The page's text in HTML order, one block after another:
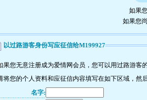
如果
如果您
以过路游客身份写应征信给M199927
果您无意注册成为爱情网会员，您可以用过路游客
将您的个人资料和应征信内容填写在如下区域，然
名字: